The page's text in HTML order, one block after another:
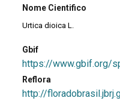
Nome Cientifico
Urtica dioica L.
Gbif
https://www.gbif.org/
Reflora
http://